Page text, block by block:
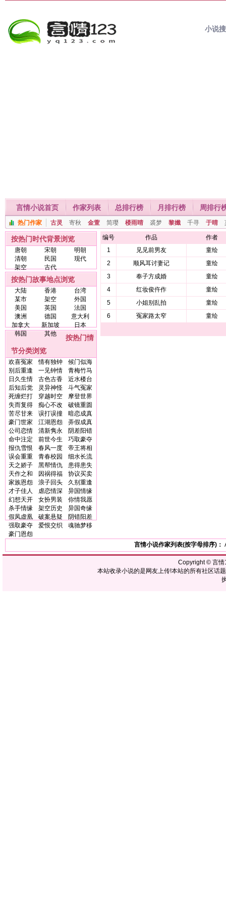
小说
言情小说首页 作家列表 总排行榜 月排行榜 周排行
热门作家 古灵 寄秋 金萱 简璎 楼雨晴 裘梦 黎孅 千寻 于晴
按热门时代背景浏览
唐朝 宋朝
明朝
清朝
民国
现代
架空
古代
按热门故事地点浏览
大陆 香港
台湾
某市
架空
外国
美国
英国
法国
澳洲
德国
意大利
加拿大
新加坡
日本
韩国
其他
按热门情
节分类浏览
欢喜冤家 情有独钟
候门似海
别后重逢
一见钟情
青梅竹马
日久生情
古色古香
近水楼台
后知后觉
灵异神怪
斗气冤家
死缠烂打
穿越时空
摩登世界
失而复得
痴心不改
破镜重圆
苦尽甘来
误打误撞
暗恋成真
豪门世家
江湖恩怨
弄假成真
公司恋情
清新隽永
阴差阳错
命中注定
前世今生
巧取豪夺
报仇雪恨
春风一度
帝王将相
误会重重
青春校园
细水长流
天之娇子
黑帮情仇
患得患失
天作之和
因祸得福
协议买卖
家族恩怨
浪子回头
久别重逢
才子佳人
虐恋情深
异国情缘
幻想天开
女扮男装
你情我愿
杀手情缘
架空历史
异国奇缘
假凤虚凰
破案悬疑
阴错阳差
强取豪夺
爱恨交织
魂驰梦移
豪门恩怨
编号 作品
作者
1
见见前男友
童绘
2
顺风耳讨妻记
童绘
3
奉子方成婚
童绘
4
红妆俊仵作
童绘
5
小姐别乱拍
童绘
6
冤家路太窄 童绘
言情小说作家列表(按字母排序)：
Copyright © 言情
本站收录小说的是网友上传!本站的所有社区话